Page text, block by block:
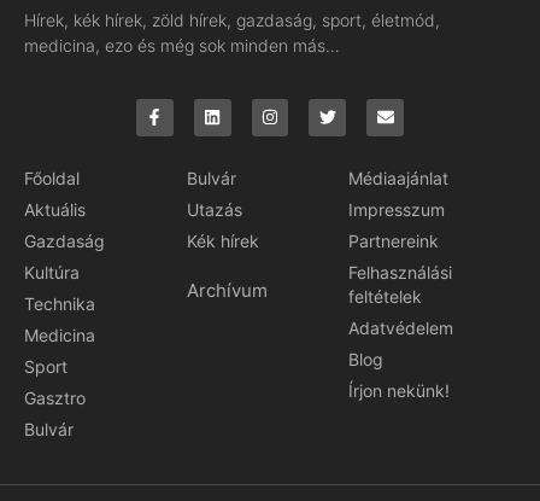
Hírek, kék hírek, zöld hírek, gazdaság, sport, életmód,
medicina, ezo és még sok minden más…
Főoldal
Aktuális
Gazdaság
Kultúra
Technika
Medicina
Sport
Gasztro
Bulvár
Bulvár
Utazás
Kék hírek
Archívum
Médiaajánlat
Impresszum
Partnereink
Felhasználási
feltételek
Adatvédelem
Blog
Írjon nekünk!